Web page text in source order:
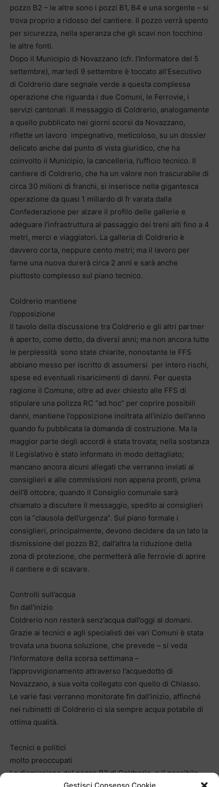
pozzo B2 – le altre sono i pozzi B1, B4 e una sorgente – si
trova proprio a ridosso del cantiere. Il pozzo verrà spento
per sicurezza, nella speranza che gli scavi non tocchino
le altre fonti.
Dopo il Municipio di Novazzano (cfr. l’Informatore del 5
settembre), martedì 9 settembre è toccato all’Esecutivo
di Coldrerio dare segnale verde a questa complessa
operazione che riguarda i due Comuni, le Ferrovie, i
servizi cantonali. II messaggio di Coldrerio, analogamente
a quello pubblicato nei giorni scorsi da Novazzano,
riflette un lavoro impegnativo, meticoloso, su un dossier
delicato anche dal punto di vista giuridico, che ha
coinvolto il Municipio, la cancelleria, l’ufficio tecnico. Il
cantiere di Coldrerio, che ha un valore non trascurabile di
circa 30 milioni di franchi, si inserisce nella gigantesca
operazione da quasi 1 miliardo di fr varata dalla
Confederazione per alzare il profilo delle gallerie e
adeguare l’infrastruttura al passaggio dei treni alti fino a 4
metri, merci e viaggiatori. La galleria di Coldrerio è
davvero corta, neppure cento metri; ma il lavoro per
farne una nuova durerà circa 2 anni e sarà anche
piuttosto complesso sul piano tecnico.
Coldrerio mantiene
l’opposizione
Il tavolo della discussione tra Coldrerio e gli altri partner
è aperto, come detto, da diversi anni; ma non ancora tutte
le perplessità sono state chiarite, nonostante le FFS
abbiano messo per iscritto di assumersi per intero rischi,
spese ed eventuali risaricimenti di danni. Per questa
ragione il Comune, oltre ad aver chiesto alle FFS di
stipulare una polizza RC “ad hoc” per coprire possibili
danni, mantiene l’opposizione inoltrata all’inizio dell’anno
quando fu pubblicata la domanda di costruzione. Ma la
maggior parte degli accordi è stata trovata; nella sostanza
il Legislativo è stato informato in modo dettagliato;
mancano ancora alcuni allegati che verranno inviati ai
consiglieri e alle commissioni non appena pronti, prima
dell’8 ottobre, quando il Consiglio comunale sarà
chiamato a discutere il messaggio, spedito ai consiglieri
con la “clausola dell’urgenza”. Sul piano formale i
consiglieri, principalmente, devono decidere da un lato la
dismissione del pozzo B2, dall’altra la riduzione della
zona di protezione, che permetterà alle ferrovie di aprire
il cantiere e di scavare.
Controlli sull’acqua
fin dall’inizio
Coldrerio non resterà senz’acqua dall’oggi al domani.
Grazie ai tecnici e agli specialisti dei vari Comuni è stata
trovata una buona soluzione, che prevede – si veda
l’Informatore della scorsa settimana –
l’approvvigionamento attraverso l’acquedotto di
Novazzano, a sua volta collegato con quello di Chiasso.
Le varie fasi verranno monitorate fin dall’inizio, affinché
nei rubinetti di Coldrerio ci sia sempre acqua potabile di
ottima qualità.
Tecnici e politici
molto preoccupati
La dismissione del pozzo B2 di Coldrerio, e il possibile